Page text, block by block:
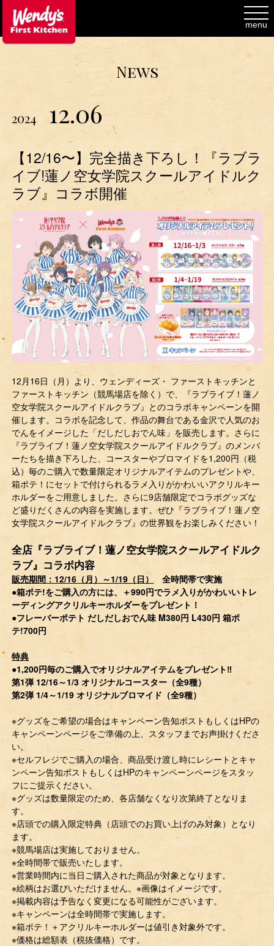
menu
News
2024 12.06
【12/16〜】完全描き下ろし！『ラブラ
イブ!蓮ノ空女学院スクールアイドルク
ラブ』コラボ開催
12月16日（月）より、ウェンディーズ・ ファーストキッチンと
ファーストキッチン（競馬場店を除く）で、『ラブライブ！蓮ノ
空女学院スクールアイドルクラブ』とのコラボキャンペーンを開
催します。コラボを記念して、作品の舞台である金沢で人気のお
でんをイメージした「だしだしおでん味」を販売します。さらに
『ラブライブ！蓮ノ空女学院スクールアイドルクラブ』のメンバ
ーたちを描き下ろした、コースターやブロマイドを1,200円（税
込）毎のご購入で数量限定オリジナルアイテムのプレゼントや、
箱ポテ！にセットで付けられるラメ入りがかわいいアクリルキー
ホルダーをご用意しました。さらに9店舗限定でコラボグッズな
ど盛りだくさんの内容を実施します。ぜひ『ラブライブ！蓮ノ空
女学院スクールアイドルクラブ』の世界観をお楽しみください！
全店『ラブライブ！蓮ノ空女学院スクールアイドルク
ラブ』コラボ内容
販売期間：12/16（月）～1/19（日）
全時間帯で実施
●箱ポテ!をご購入の方には、＋990円でラメ入りがかわいいトレ
ーディングアクリルキーホルダーをプレゼント！
●フレーバーポテト だしだしおでん味 M380円 L430円 箱ポ
テ!700円
特典
●1,200円毎のご購入でオリジナルアイテムをプレゼント‼
第1弾 12/16～1/3 オリジナルコースター（全9種）
第2弾 1/4～1/19 オリジナルブロマイド（全9種）
※グッズをご希望の場合はキャンペーン告知ポストもしくはHPの
キャンペーンページをご準備の上、スタッフまでお声掛けくださ
い。
※セルフレジでご購入の場合、商品受け渡し時にレシートとキャ
ンペーン告知ポストもしくはHPのキャンペーンページをスタッ
フにご提示ください。
※グッズは数量限定のため、各店舗なくなり次第終了となりま
す。
※店頭での購入限定特典（店頭でのお買い上げのみ対象）となり
ます。
※競馬場店は実施しておりません。
※全時間帯で販売いたします。
※営業時間内に当日ご購入された商品が対象となります。
※絵柄はお選びいただけません。※画像はイメージです。
※掲載内容は予告なく変更になる可能性がございます。
※キャンペーンは全時間帯で実施します。
※箱ポテ！＋アクリルキーホルダーは値引き対象外です。
※価格は総額表（税抜価格）です。